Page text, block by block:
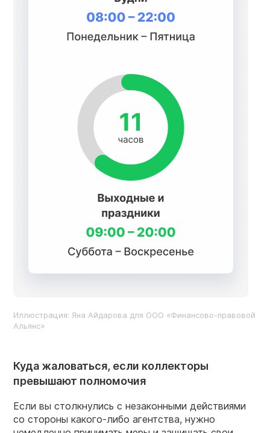
Иллюстрация: Яна Айдарова для ООО «Финансово-правовой
Альянс»
Куда жаловаться, если коллекторы
превышают полномочия
Если вы столкнулись с незаконными действиями
со стороны какого-либо агентства, нужно